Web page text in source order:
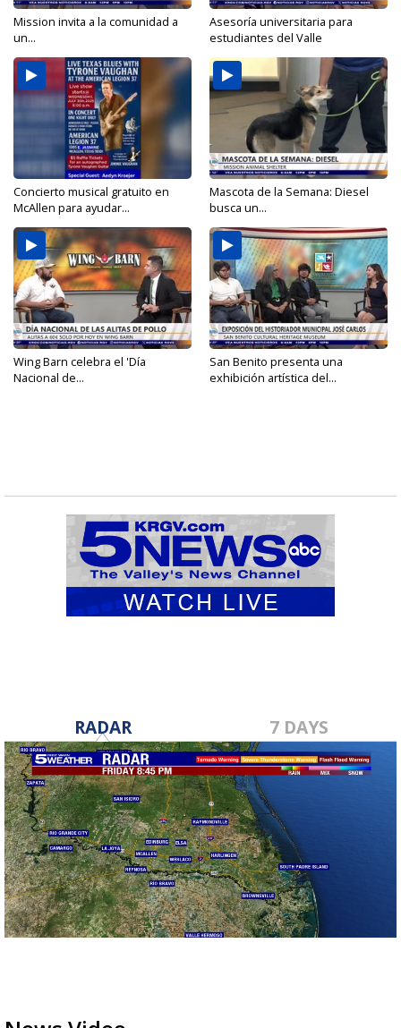
Mission invita a la comunidad a
un...
Asesoría universitaria para
estudiantes del Valle
Concierto musical gratuito en
McAllen para ayudar...
Mascota de la Semana: Diesel
busca un...
Wing Barn celebra el 'Día
Nacional de...
San Benito presenta una
exhibición artística del...
RADAR 7 DAYS